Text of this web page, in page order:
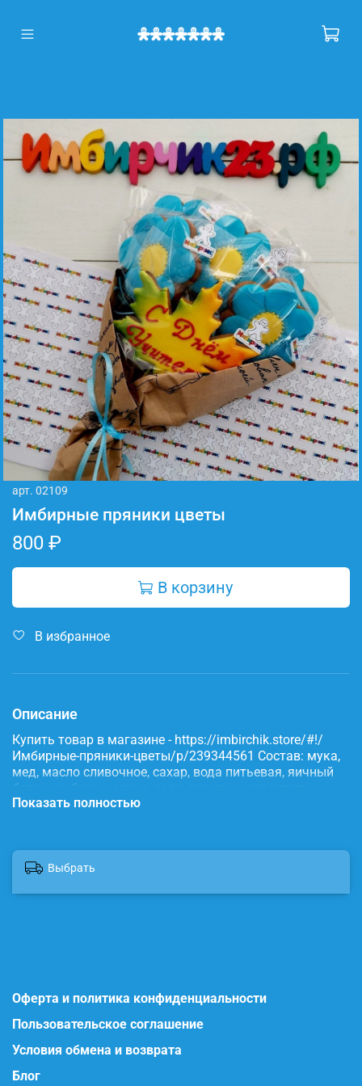
арт. 02109
Имбирные пряники цветы
800 ₽
В корзину
В избранное
Описание
Купить товар в магазине - https://imbirchik.store/#!/
Имбирные-пряники-цветы/p/239344561 Состав: мука,
мед, масло сливочное, сахар, вода питьевая, яичный
белок, имбирь, корица, сода, пищевые красители.
Показать полностью
Выбрать
Оферта и политика конфиденциальности
Пользовательское соглашение
Условия обмена и возврата
Блог